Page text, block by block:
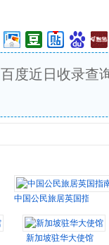
百度近日收录查
中国公民旅居英国指南
新加坡驻华大使馆